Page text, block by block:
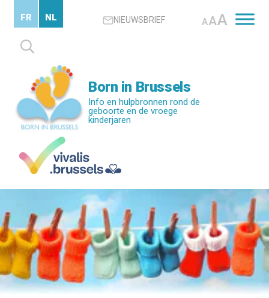
content
NIEUWSBRIEF AAA
Zoeken
naar:
FR NL
Born in Brussels
Info en hulpbronnen rond de
geboorte en de vroege
kinderjaren